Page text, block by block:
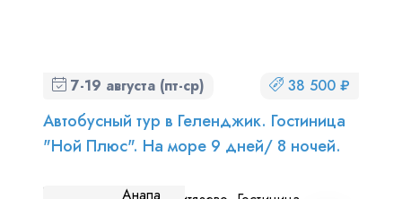
7-19 августа (пт-ср) 38 500 ₽
Автобусный тур в Геленджик. Гостиница
"Ной Плюс". На море 9 дней/ 8 ночей.